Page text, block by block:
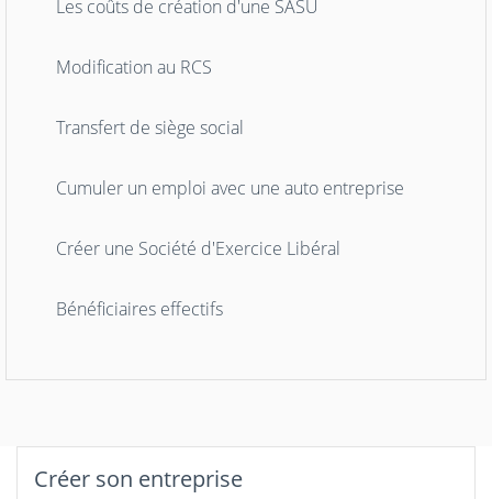
Les coûts de création d'une SASU
Modification au RCS
Transfert de siège social
Cumuler un emploi avec une auto entreprise
Créer une Société d'Exercice Libéral
Bénéficiaires effectifs
Créer son entreprise